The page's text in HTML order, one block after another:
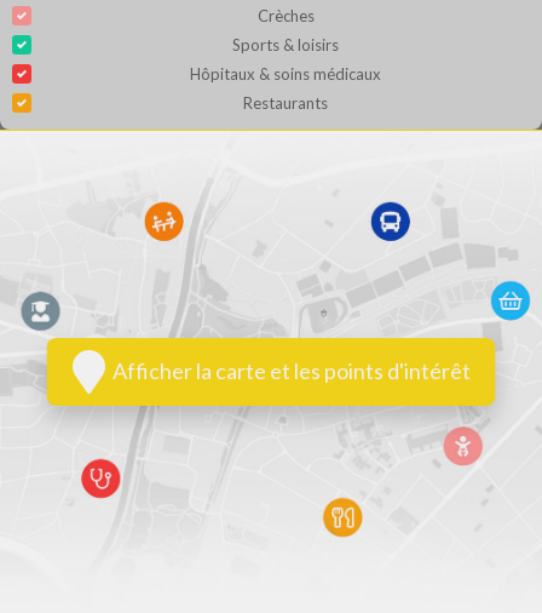
Crèches
Sports & loisirs
Hôpitaux & soins médicaux
Restaurants
Afficher la carte et les points d'intérêt